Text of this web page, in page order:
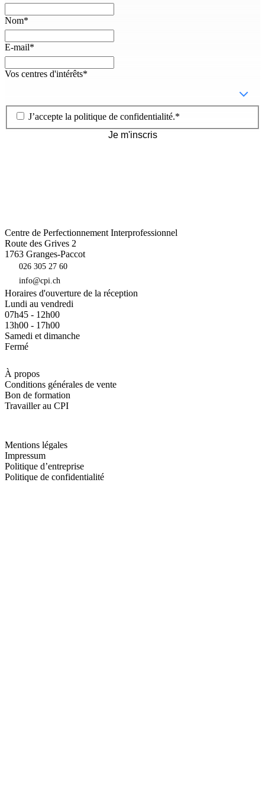
Nom*
E-mail*
Vos centres d'intérêts*
J’accepte la politique de confidentialité.*
Je m'inscris
Centre de Perfectionnement Interprofessionnel
Route des Grives 2
1763 Granges-Paccot
026 305 27 60
info@cpi.ch
Horaires d'ouverture de la réception
Lundi au vendredi
07h45 - 12h00
13h00 - 17h00
Samedi et dimanche
Fermé
À propos
Conditions générales de vente
Bon de formation
Travailler au CPI
Mentions légales
Impressum
Politique d’entreprise
Politique de confidentialité